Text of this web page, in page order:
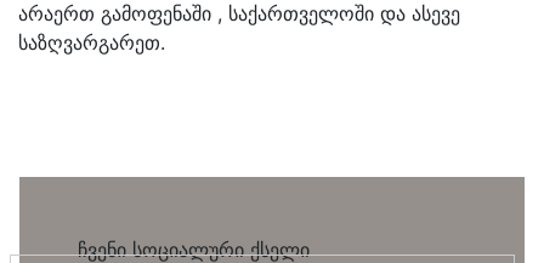
არაერთ გამოფენაში , საქართველოში და ასევე
საზღვარგარეთ.
ჩვენი სოციალური ქსელი